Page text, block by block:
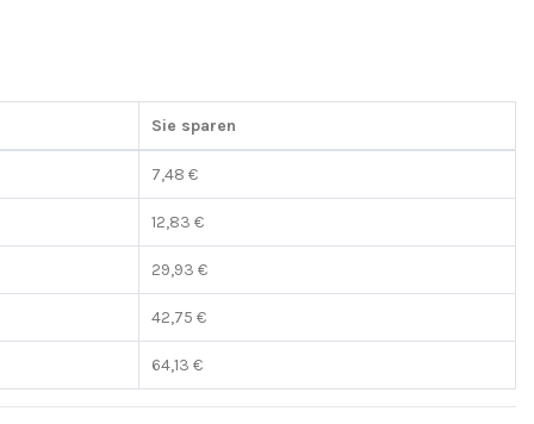
Sie sparen
7,48 €
12,83 €
29,93 €
42,75 €
64,13 €